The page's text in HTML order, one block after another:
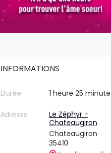
INFORMATIONS
Durée 1 heure 25
Adresse
Le Zéphyr -
Chateaugiron
Chateaugiron
35410